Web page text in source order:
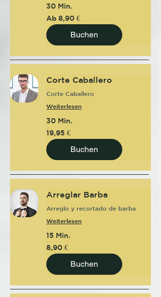
30 Min.
Ab
8,90
Euro
Ab 8,90 €
Buchen
Corte Caballero
Corte Caballero
Weiterlesen
30 Min.
19,95
Euro
19,95 €
Buchen
Arreglar Barba
Arreglo y recortado de barba
Weiterlesen
15 Min.
8,90
Euro
8,90 €
Buchen